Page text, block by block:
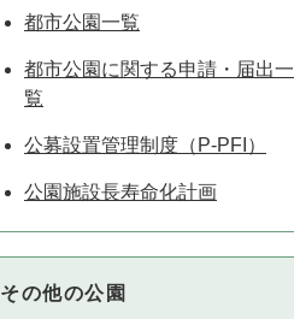
都市公園一覧
都市公園に関する申請・届出一
覧
公募設置管理制度（P-PFI）
公園施設長寿命化計画
その他の公園